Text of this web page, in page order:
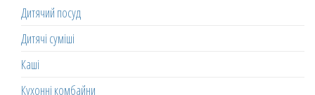
Дитячий посуд
Дитячі суміші
Каші
Кухонні комбайни